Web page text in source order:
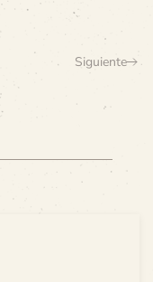
Siguiente